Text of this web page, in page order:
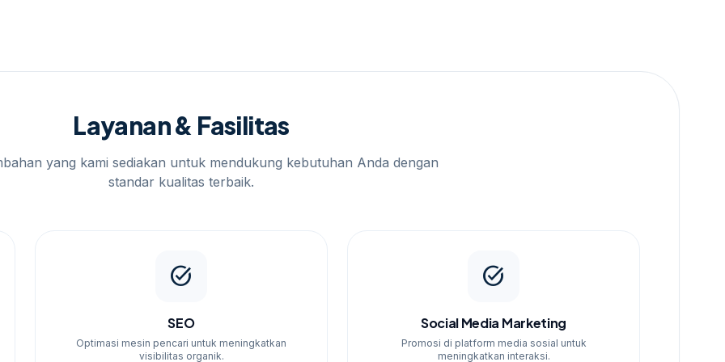
kami melalui WhatsApp. Kami akan membantu
estimasi biaya berdasarkan kebutuhan spesifik
Layanan & Fasilitas
yang kami sediakan untuk mendukung kebutuhan Anda dengan
standar kualitas terbaik.
task_alt
SEO
Optimasi mesin pencari untuk meningkatkan
visibilitas organik.
task_alt
Social Media Marketing
Promosi di platform media sosial untuk
meningkatkan interaksi.